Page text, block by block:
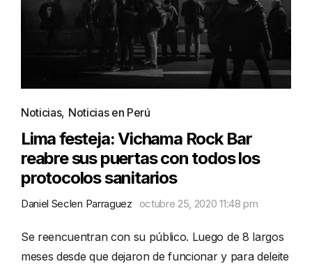
Noticias, Noticias en Perú
Lima festeja: Vichama Rock Bar
reabre sus puertas con todos los
protocolos sanitarios
Daniel Seclen Parraguez octubre 25, 2020 11:48 pm
Se reencuentran con su público. Luego de 8 largos
meses desde que dejaron de funcionar y para deleite